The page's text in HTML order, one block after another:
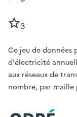
3
Ce jeu de données
d'électricité
aux réseaux de
nombre, par maille